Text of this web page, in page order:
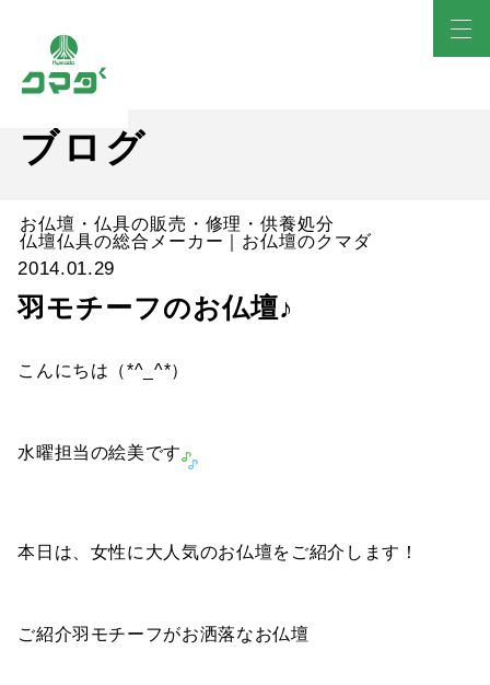
ブログ
お仏壇・仏具の販売・修理・供養処分
仏壇仏具の総合メーカー｜お仏壇のクマダ
2014.01.29
羽モチーフのお仏壇♪
こんにちは（*^_^*）
水曜担当の絵美です
本日は、女性に大人気のお仏壇をご紹介します！
ご紹介羽モチーフがお洒落なお仏壇